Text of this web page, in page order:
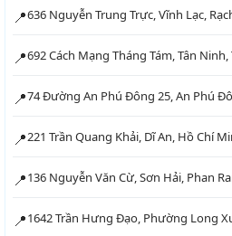
📍636 Nguyễn Trung Trực, Vĩnh Lạc,
📍692 Cách Mạng Tháng Tám, Tân Ninh,
📍74 Đường An Phú Đông 25, An Phú
📍221 Trần Quang Khải, Dĩ An, Hồ Chí
📍136 Nguyễn Văn Cừ, Sơn Hải, Phan
📍1642 Trần Hưng Đạo, Phường Long